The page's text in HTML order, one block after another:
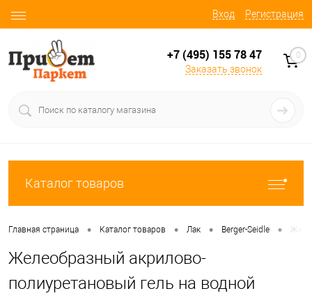
Вход Регистрация
+7 (495) 155 78 47
Заказать звонок
0
Каталог товаров
Главная страница • Каталог товаров • Лак • Berger-Seidle •
Желеобразный акрилово-
полиуретановый гель на водной